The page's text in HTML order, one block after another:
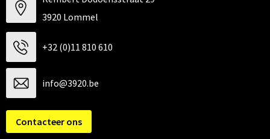
3920 Lommel
+32 (0)11 810 610
info@3920.be
Contacteer ons